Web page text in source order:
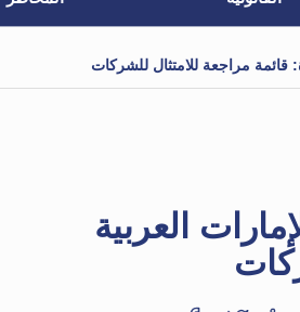
قائمة مراجعة للامتثال للشركات
العربية